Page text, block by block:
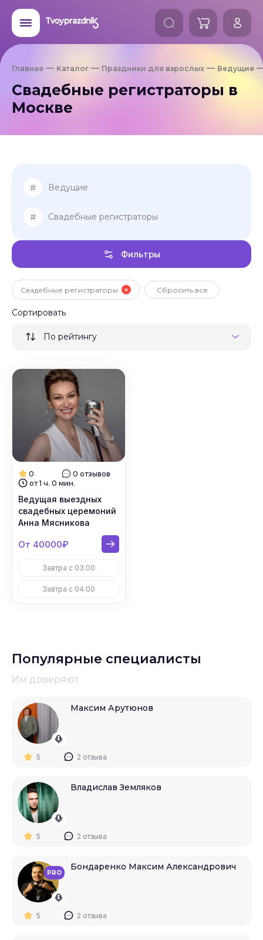
Главная Каталог Праздники для взрослых Ведущие
Свадебные регистраторы в
Москве
# Ведущие
# Свадебные регистраторы
Фильтры
Свадебные регистраторы Сбросить все
Сортировать
По рейтингу
0
0 отзывов
от 1 ч. 0 мин.
Ведущая выездных
свадебных церемоний
Анна Мясникова
От 40000₽
Завтра с 03:00
Завтра с 04:00
Популярные специалисты
Им доверяют
Максим Арутюнов
5 2 отзыва
Владислав Земляков
5 2 отзыва
PRO
Бондаренко Максим Александрович
5 2 отзыва